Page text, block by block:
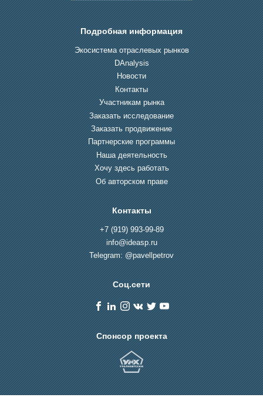
Подробная информация
Экосистема отраслевых рынков
DAnalysis
Новости
Контакты
Участникам рынка
Заказать исследование
Заказать продвижение
Партнерские программы
Наша деятельность
Хочу здесь работать
Об авторском праве
Контакты
+7 (919) 993-99-89
info@ideasp.ru
Telegram: @pavellpetrov
Соц.сети
Спонсор проекта